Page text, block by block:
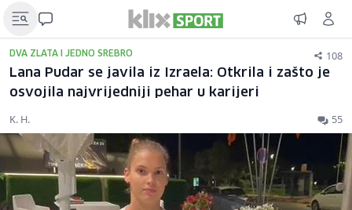
DVA ZLATA I JEDNO SREBRO 108
Lana Pudar se javila iz Izraela: Otkrila i zašto je
osvojila najvrijedniji pehar u karijeri
K. H. 55